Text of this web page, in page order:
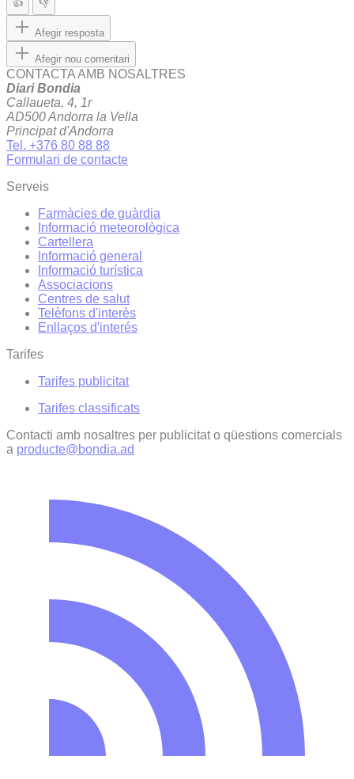
👍 👎
Afegir resposta
Afegir nou comentari
CONTACTA AMB NOSALTRES
Diari Bondia
Callaueta, 4, 1r
AD500 Andorra la Vella
Principat d'Andorra
Tel. +376 80 88 88
Formulari de contacte
Serveis
Farmàcies de guàrdia
Informació meteorològica
Cartellera
Informació general
Informació turística
Associacions
Centres de salut
Telèfons d'interès
Enllaços d'interés
Tarifes
Tarifes publicitat
Tarifes classificats
Contacti amb nosaltres per publicitat o qüestions comercials
a producte@bondia.ad